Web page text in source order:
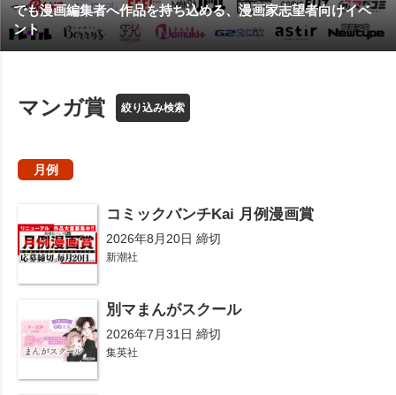
でも漫画編集者へ作品を持ち込める、漫画家志望者向けイベ
ント
マンガ賞 絞り込み検索
月例
コミックバンチKai 月例漫画賞
2026年8月20日 締切
新潮社
別マまんがスクール
2026年7月31日 締切
集英社